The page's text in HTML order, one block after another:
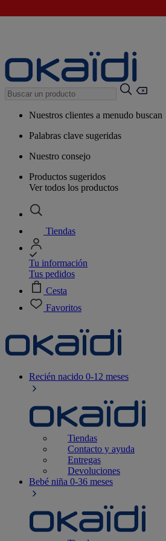
Nuestros clientes a menudo buscan
Palabras clave sugeridas
Nuestro consejo
Productos sugeridos
Ver todos los productos
Tiendas
Tu información
Tus pedidos
Cesta
Favoritos
Recién nacido 0-12 meses
Tiendas
Contacto y ayuda
Entregas
Devoluciones
Bebé niña 0-36 meses